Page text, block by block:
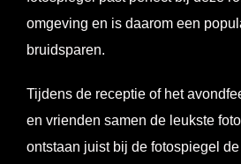
omgeving en is daarom een
bruidsparen.
Tijdens de receptie of het
en vrienden samen de leukste
ontstaan juist bij de fotospiegel